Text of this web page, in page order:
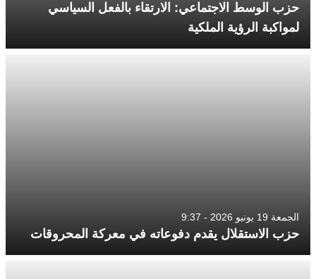
حزب الوسط الاجتماعي: الارتقاء بالفعل السياسي
لمواكبة الرؤية الملكية
الجمعة 19 يونيو 2026 - 9:37
حزب الاستقلال يقدم دفوعاته في معركة المحروقات